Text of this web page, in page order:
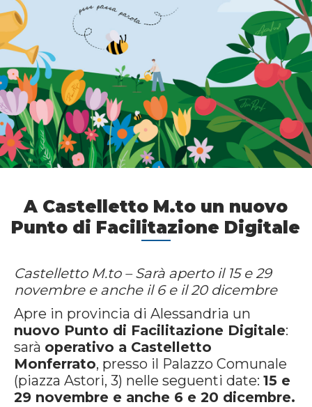
A Castelletto M.to un nuovo
Punto di Facilitazione Digitale
Castelletto M.to – Sarà aperto il 15 e 29
novembre e anche il 6 e il 20 dicembre
Apre in provincia di Alessandria un
nuovo Punto di Facilitazione Digitale:
sarà operativo a Castelletto
Monferrato, presso il Palazzo Comunale
(piazza Astori, 3) nelle seguenti date: 15 e
29 novembre e anche 6 e 20 dicembre.